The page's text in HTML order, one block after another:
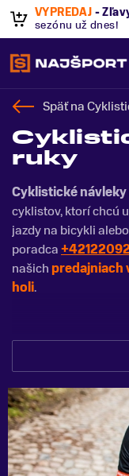
VÝPREDAJ -
sezónu už dnes!
Späť na
ruky
Cyklistické
cyklistov, ktorí chcú
jazdy na bicykli
poradca
našich predajniach
holi.